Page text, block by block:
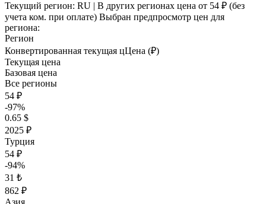
Текущий регион: RU | В других регионах цена от 54 ₽ (без
учета ком. при оплате) Выбран предпросмотр цен для
региона:
Регион
Конвертированная текущая цЦена (₽)
Текущая цена
Базовая цена
Все регионы
54 ₽
-97%
0.65 $
2025 ₽
Турция
54 ₽
-94%
31 ₺
862 ₽